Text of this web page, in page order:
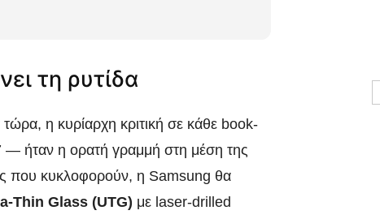
τη ρυτίδα
τώρα, η κυρίαρχη κριτική σε κάθε book-
ήταν η ορατή γραμμή στη μέση της
που κυκλοφορούν, η Samsung θα
Thin Glass (UTG) με laser-drilled